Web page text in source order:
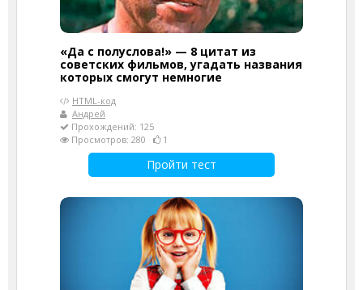
«Да с полуслова!» — 8 цитат из
советских фильмов, угадать названия
которых смогут немногие
HTML-код
Андрей
Прохождений: 125
Просмотров: 280
1
Пройти тест